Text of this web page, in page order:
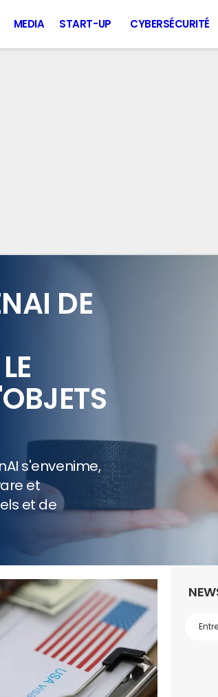
MEDIA START-UP CYBERSÉCURITÉ
DE
s'envenime,
et
et de